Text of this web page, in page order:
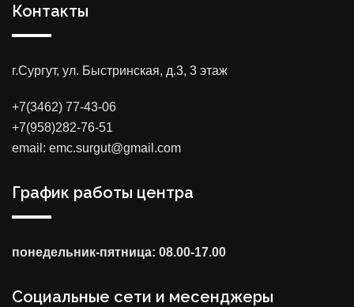
Контакты
г.Сургут, ул. Быстринская, д.3, 3 этаж
+7(3462) 77-43-06
+7(958)282-76-51
email: emc.surgut@gmail.com
График работы центра
понедельник-пятница: 08.00-17.00
Социальные сети и месенджеры